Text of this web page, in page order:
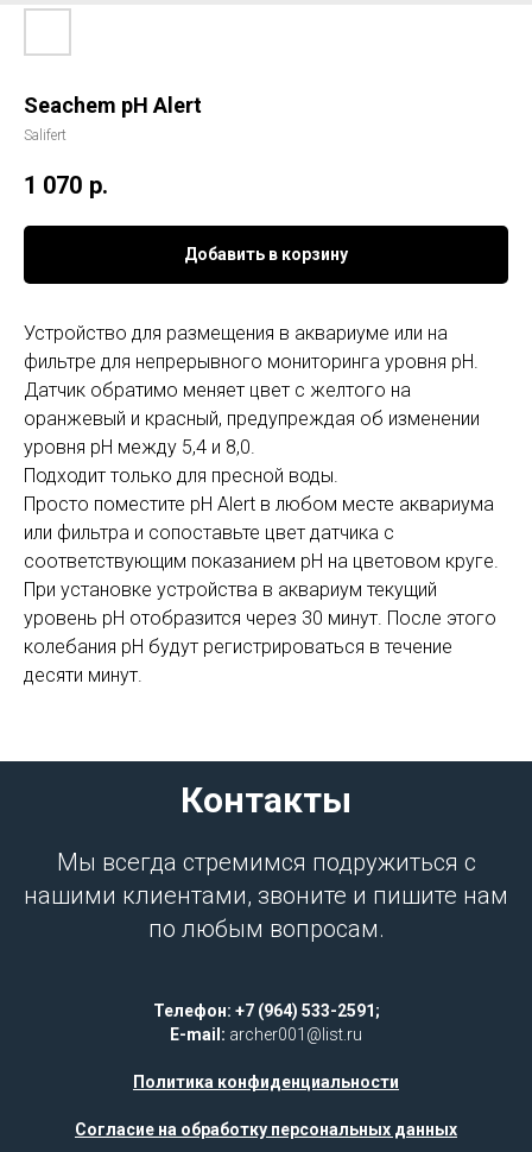
Seachem pH Alert
Salifert
1 070 р.
Добавить в корзину
Устройство для размещения в аквариуме или на
фильтре для непрерывного мониторинга уровня pH.
Датчик обратимо меняет цвет с желтого на
оранжевый и красный, предупреждая об изменении
уровня pH между 5,4 и 8,0.
Подходит только для пресной воды.
Просто поместите pH Alert в любом месте аквариума
или фильтра и сопоставьте цвет датчика с
соответствующим показанием pH на цветовом круге.
При установке устройства в аквариум текущий
уровень pH отобразится через 30 минут. После этого
колебания pH будут регистрироваться в течение
десяти минут.
Контакты
Мы всегда стремимся подружиться с
нашими клиентами, звоните и пишите нам
по любым вопросам.
Телефон: +7 (964) 533-2591;
E-mail: archer001@list.ru
Политика конфиденциальности
Согласие на обработку персональных данных